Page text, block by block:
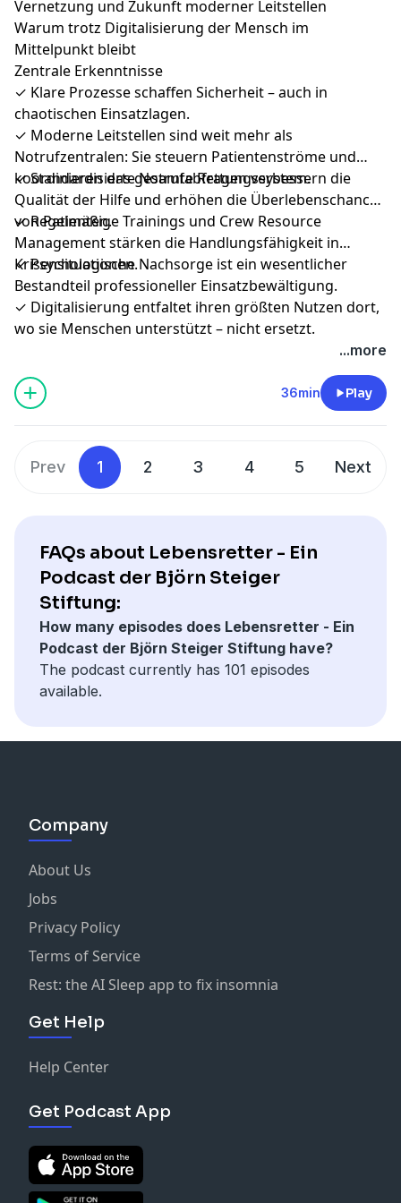
Vernetzung und Zukunft moderner Leitstellen
Warum trotz Digitalisierung der Mensch im
Mittelpunkt bleibt
Zentrale Erkenntnisse
✓ Klare Prozesse schaffen Sicherheit – auch in
chaotischen Einsatzlagen.
✓ Moderne Leitstellen sind weit mehr als
Notrufzentralen: Sie steuern Patientenströme und
koordinieren das gesamte Rettungssystem.
✓ Standardisierte Notrufabfragen verbessern die
Qualität der Hilfe und erhöhen die Überlebenschancen
von Patienten.
✓ Regelmäßige Trainings und Crew Resource
Management stärken die Handlungsfähigkeit in
Krisensituationen.
✓ Psychologische Nachsorge ist ein wesentlicher
Bestandteil professioneller Einsatzbewältigung.
✓ Digitalisierung entfaltet ihren größten Nutzen dort,
wo sie Menschen unterstützt – nicht ersetzt.
...more
36min Play
Prev 1 2 3 4 5 Next
FAQs about Lebensretter - Ein
Podcast der Björn Steiger
Stiftung:
How many episodes does Lebensretter - Ein
Podcast der Björn Steiger Stiftung have?
The podcast currently has 101 episodes
available.
Company
About Us
Jobs
Privacy Policy
Terms of Service
Rest: the AI Sleep app to fix insomnia
Get Help
Help Center
Get Podcast App